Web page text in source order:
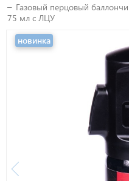
Газовый перцовый
75 мл с ЛЦУ
новинка